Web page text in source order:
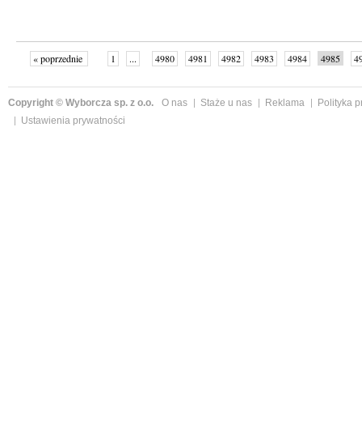
« poprzednie 1 ... 4980 4981 4982 4983 4984 4985
Copyright © Wyborcza sp. z o.o. O nas Staże u nas Reklama
Polityka
Ustawienia prywatności